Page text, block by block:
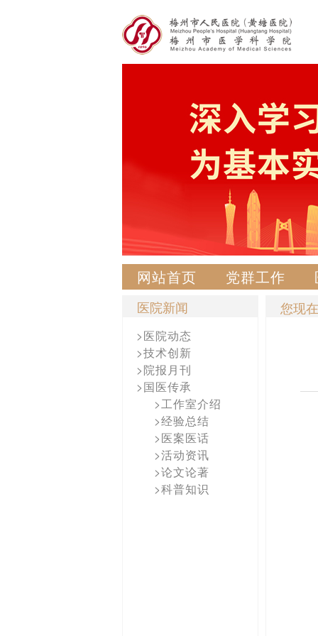
网站首页 党群工作
医院新闻
>医院动态
>技术创新
>院报月刊
>国医传承
>工作室介绍
>经验总结
>医案医话
>活动资讯
>论文论著
>科普知识
您现